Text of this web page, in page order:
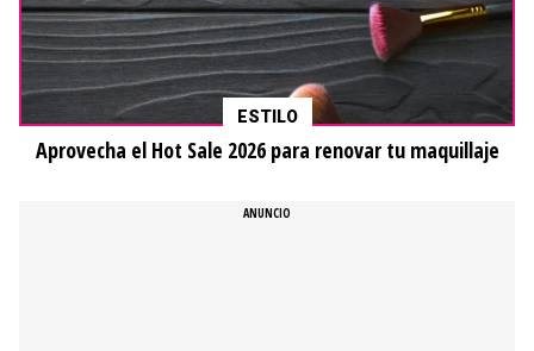
ESTILO
Aprovecha el Hot Sale 2026 para renovar tu maquillaje